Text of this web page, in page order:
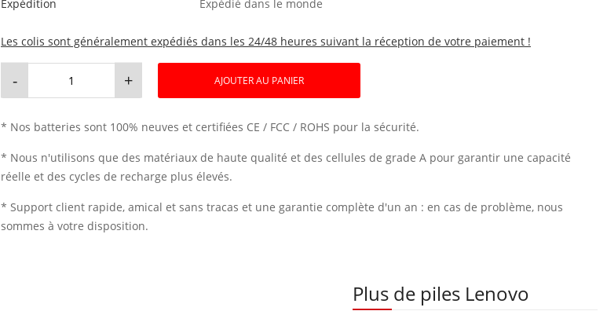
Expédition
Expédié dans le monde
Les colis sont généralement expédiés dans les 24/48 heures suivant la réception de votre paiement !
- + AJOUTER AU PANIER
* Nos batteries sont 100% neuves et certifiées CE / FCC / ROHS pour la sécurité.
* Nous n'utilisons que des matériaux de haute qualité et des cellules de grade A pour garantir une capacité
réelle et des cycles de recharge plus élevés.
* Support client rapide, amical et sans tracas et une garantie complète d'un an : en cas de problème, nous
sommes à votre disposition.
Plus de piles Lenovo